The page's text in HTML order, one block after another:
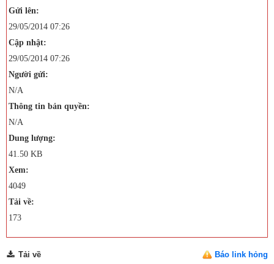
Gửi lên:
29/05/2014 07:26
Cập nhật:
29/05/2014 07:26
Người gửi:
N/A
Thông tin bản quyền:
N/A
Dung lượng:
41.50 KB
Xem:
4049
Tải về:
173
Báo link hỏng
Tải về